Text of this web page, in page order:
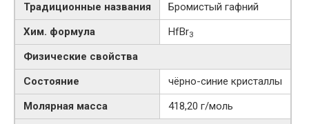
Традиционные названия
Бромистый гафний
Хим. формула
HfBr3
Физические свойства
Состояние
чёрно-синие кристаллы
Молярная масса
418,20 г/моль